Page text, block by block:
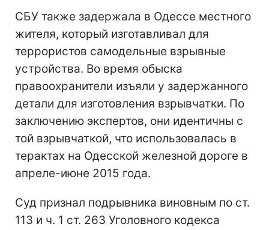
СБУ также задержала в Одессе местного
жителя, который изготавливал для
террористов самодельные взрывные
устройства. Во время обыска
правоохранители изъяли у задержанного
детали для изготовления взрывчатки. По
заключению экспертов, они идентичны с
той взрывчаткой, что использовалась в
терактах на Одесской железной дороге в
апреле-июне 2015 года.
Суд признал подрывника виновным по ст.
113 и ч. 1 ст. 263 Уголовного кодекса